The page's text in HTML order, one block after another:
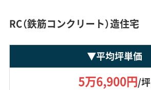
RC（鉄筋コンクリート）造住宅
▼平均坪単価
5万6,900円/坪